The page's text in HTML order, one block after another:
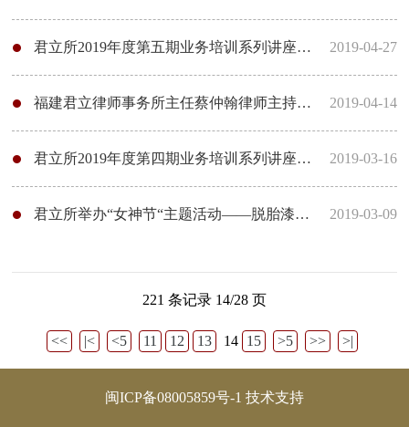
君立所2019年度第五期业务培训系列讲座之“未成年人案件现状、问题及办案思路”顺利举行 2019-04-27
福建君立律师事务所主任蔡仲翰律师主持市律协涉外商事专委会主办的“两岸三地区块链法律实务讲座” 2019-04-14
君立所2019年度第四期业务培训系列讲座之“执行实务疑难问题及最新司法解释的理解与适用”顺利举行 2019-03-16
君立所举办“女神节“主题活动——脱胎漆器天工之巧落人间 2019-03-09
221 条记录 14/28 页
<< |< <5 11 12 13 14 15 >5 >> >|
闽ICP备08005859号-1 技术支持